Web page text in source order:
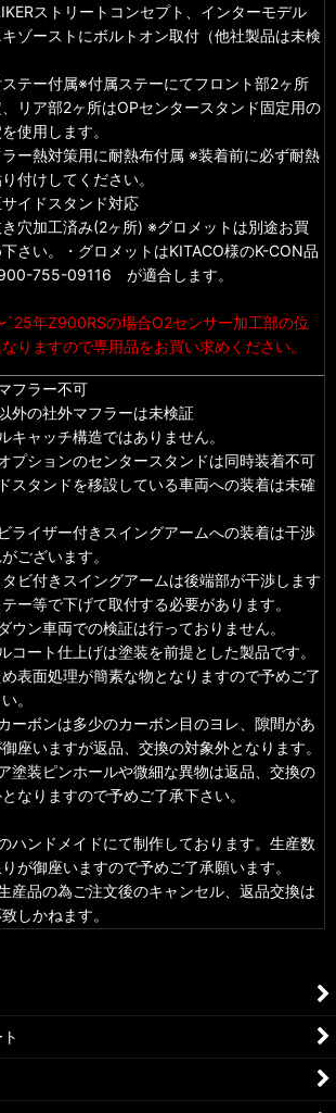
ストリートコンセプト、インターモデル
ゾーストにボルトオン取付（他社製品は未検
ステー付属※付属ステーにてフロント部2ヶ所
リア部2ヶ所はOPセンタースタンド固定用の
使用します。
ラー熱対策用に耐熱布付属 ※装着前に必ず耐熱
付けしてください。
サイドスタンド対応
き穴加工済み(2ヶ所) ※グロメットは別途お買
さい。・グロメットはKITACO様のK-CON品
755-09116 が適合します。
年Z900RSの場合O2センサー加工部の位
りますので専用品をお買い求めください。
フラー不可
外の社外マフラーは未検証
キャッチ構造ではありません。
プションのセンタースタンドは同時装着不可
スタンドを移設している車両への装着は未確
ライザー付きスイングアームへの装着は干渉
ございます。
ビ付きスイングアームは後端部が干渉します
ー等で下げて取付する必要があります。
ウン車両での検証は行っておりません。
コート仕上げは塗装を前提とした製品です。
表面処理が簡素な物となりますので予めご了
。
ーボンは多少のカーボン目のヨレ、隙間があ
座いますが返品、交換の対象外となります。
塗装ピンホールや微細な異物は返品、交換の
なりますので予めご了承下さい。
ハンドメイドにて制作しております。生産数
が御座いますので予めご了承願います。
産品の為ご注文後のキャンセル、返品交換は
しかねます。